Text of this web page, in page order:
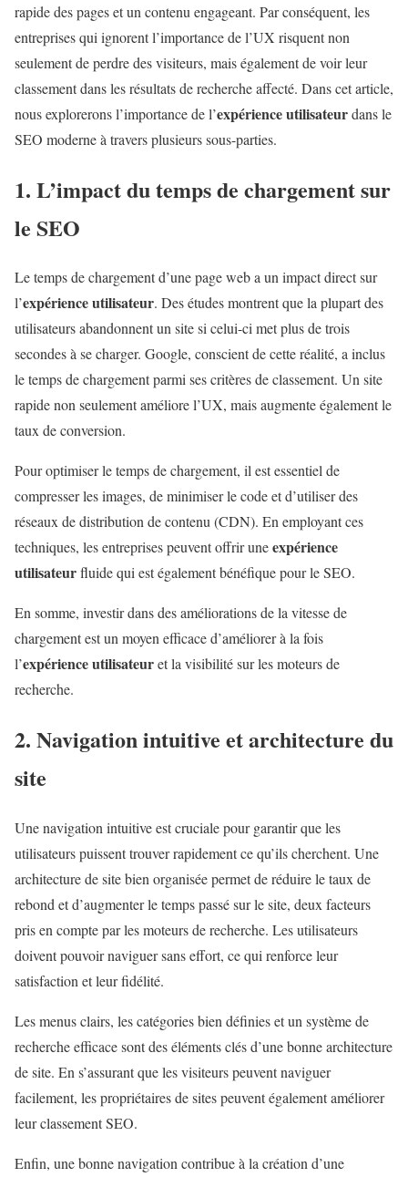
rapide des pages et un contenu engageant. Par conséquent, les
entreprises qui ignorent l’importance de l’UX risquent non
seulement de perdre des visiteurs, mais également de voir leur
classement dans les résultats de recherche affecté. Dans cet article,
nous explorerons l’importance de l’expérience utilisateurdans le
SEO moderne à travers plusieurs sous-parties.
1. L’impact du temps de chargement sur
le SEO
Le temps de chargement d’une page web a un impact direct sur
l’expérience utilisateur. Des études montrent que la plupart des
utilisateurs abandonnent un site si celui-ci met plus de trois
secondes à se charger. Google, conscient de cette réalité, a inclus
le temps de chargement parmi ses critères de classement. Un site
rapide non seulement améliore l’UX, mais augmente également le
taux de conversion.
Pour optimiser le temps de chargement, il est essentiel de
compresser les images, de minimiser le code et d’utiliser des
réseaux de distribution de contenu (CDN). En employant ces
techniques, les entreprises peuvent offrir uneexpérience
utilisateurfluide qui est également bénéfique pour le SEO.
En somme, investir dans des améliorations de la vitesse de
chargement est un moyen efficace d’améliorer à la fois
l’expérience utilisateuret la visibilité sur les moteurs de
recherche.
2. Navigation intuitive et architecture du
site
Une navigation intuitive est cruciale pour garantir que les
utilisateurs puissent trouver rapidement ce qu’ils cherchent. Une
architecture de site bien organisée permet de réduire le taux de
rebond et d’augmenter le temps passé sur le site, deux facteurs
pris en compte par les moteurs de recherche. Les utilisateurs
doivent pouvoir naviguer sans effort, ce qui renforce leur
satisfaction et leur fidélité.
Les menus clairs, les catégories bien définies et un système de
recherche efficace sont des éléments clés d’une bonne architecture
de site. En s’assurant que les visiteurs peuvent naviguer
facilement, les propriétaires de sites peuvent également améliorer
leur classement SEO.
Enfin, une bonne navigation contribue à la création d’une